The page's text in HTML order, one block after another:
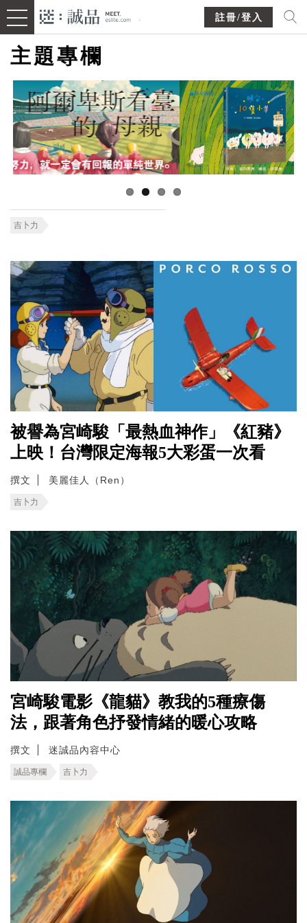
註冊/登入
主題專欄
吉卜力
被譽為宮崎駿「最熱血神作」《紅豬》
上映！台灣限定海報5大彩蛋一次看
撰文 美麗佳人（Ren）
吉卜力
宮崎駿電影《龍貓》教我的5種療傷
法，跟著角色抒發情緒的暖心攻略
撰文 迷誠品內容中心
誠品專欄 吉卜力